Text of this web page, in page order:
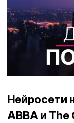
Нейросети
ABBA и